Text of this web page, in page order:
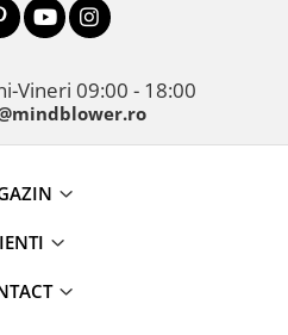
Vineri 09:00 - 18:00